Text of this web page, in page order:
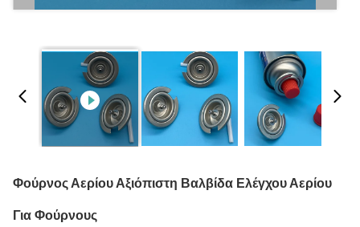
Φούρνος Αερίου Αξιόπιστη Βαλβίδα Ελέγχου Αερίου
Για Φούρνους